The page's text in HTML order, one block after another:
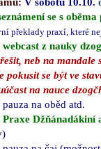
se s
překlady praxí, které
webcast z nauky
neb na mandale
pokusit se být ve
na nauce
na oběd atd.
Praxe Džňánadákiní